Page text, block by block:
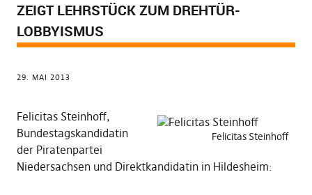
ZEIGT LEHRSTÜCK ZUM DREHTÜR-
LOBBYISMUS
29. MAI 2013
Felicitas Steinhoff
Felicitas Steinhoff,
Bundestagskandidatin
der Piratenpartei
Niedersachsen und Direktkandidatin in Hildesheim: